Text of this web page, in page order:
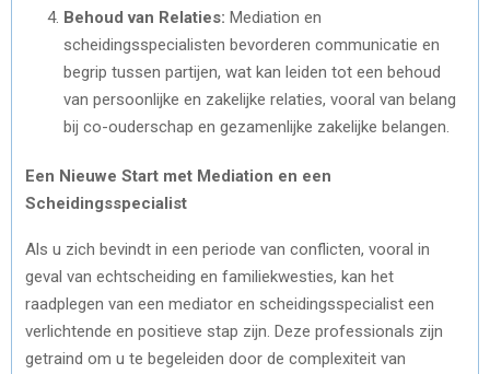
Behoud van Relaties: Mediation en
scheidingsspecialisten bevorderen communicatie en
begrip tussen partijen, wat kan leiden tot een behoud
van persoonlijke en zakelijke relaties, vooral van belang
bij co-ouderschap en gezamenlijke zakelijke belangen.
Een Nieuwe Start met Mediation en een
Scheidingsspecialist
Als u zich bevindt in een periode van conflicten, vooral in
geval van echtscheiding en familiekwesties, kan het
raadplegen van een mediator en scheidingsspecialist een
verlichtende en positieve stap zijn. Deze professionals zijn
getraind om u te begeleiden door de complexiteit van